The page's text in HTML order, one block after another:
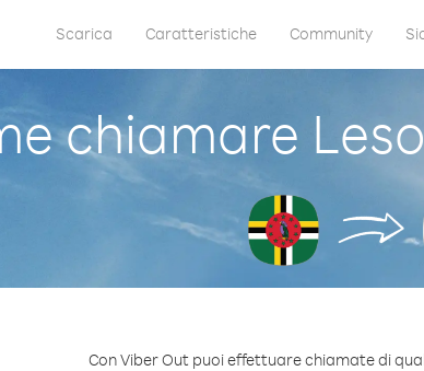
Scarica Caratteristiche Community
chiamare
Con Viber Out puoi effettuare chiamate di